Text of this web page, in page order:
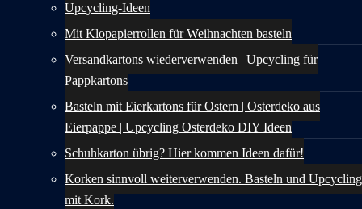
Upcycling-Ideen
Mit Klopapierrollen für Weihnachten basteln
Versandkartons wiederverwenden | Upcycling für
Pappkartons
Basteln mit Eierkartons für Ostern | Osterdeko aus
Eierpappe | Upcycling Osterdeko DIY Ideen
Schuhkarton übrig? Hier kommen Ideen dafür!
Korken sinnvoll weiterverwenden. Basteln und Upcycling
mit Kork.